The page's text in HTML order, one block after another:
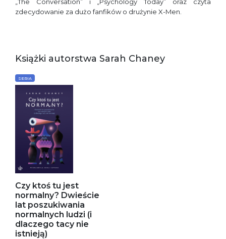
zdecydowanie za dużo fanfików o drużynie X-Men.
Książki autorstwa Sarah Chaney
SERIA
Czy ktoś tu jest
normalny? Dwieście
lat poszukiwania
normalnych ludzi (i
dlaczego tacy nie
istnieją)